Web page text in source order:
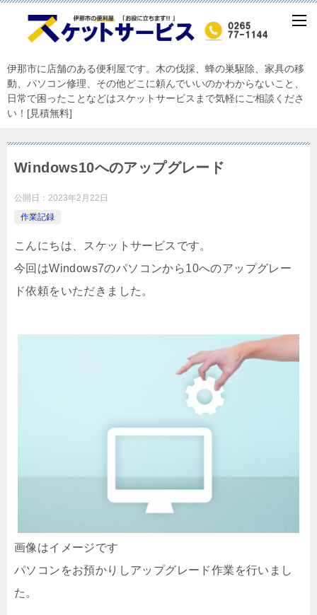
伊那市に店舗のある便利屋です。木の伐採、蜂の巣駆除、家具の移
動、パソコン修理、その他どこに頼んでいいのかわからないこと、
日常で困ったことなどはスケットサービスまで気軽にご相談くださ
い！[見積無料]
Windows10へのアップグレード
公開日： 2023年2月22日
作業記録
こんにちは、スケットサービスです。
今回はWindows7のパソコンから10へのアップグレー
ド依頼をいただきました。
画像はイメージです
パソコンをお預かりしアップグレード作業を行いまし
た。